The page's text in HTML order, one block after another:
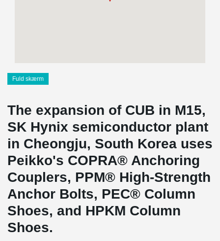
Fuld skærm
The expansion of CUB in M15,
SK Hynix semiconductor plant
in Cheongju, South Korea uses
Peikko's COPRA® Anchoring
Couplers, PPM® High-Strength
Anchor Bolts, PEC® Column
Shoes, and HPKM Column
Shoes.